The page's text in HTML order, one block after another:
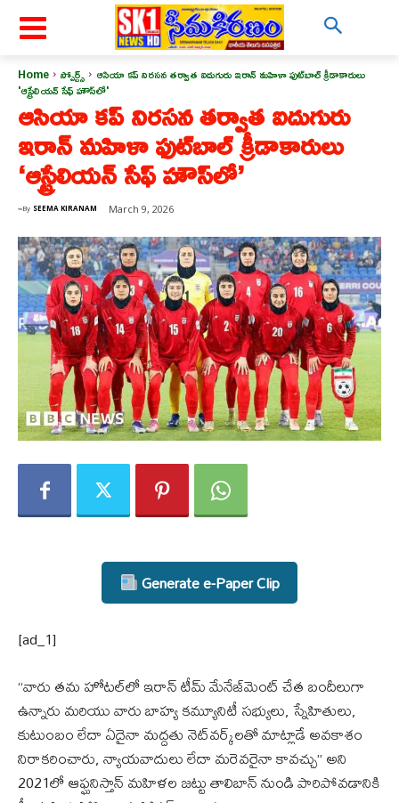
Home స్పోర్ట్స్ ఆసియా కప్ నిరసన తర్వాత ఐదుగురు ఇరాన్ మహిళా ఫుట్‌బాల్ క్రీడాకారులు
'ఆస్ట్రేలియన్ సేఫ్ హౌస్‌లో'
ఆసియా కప్ నిరసన తర్వాత ఐదుగురు
ఇరాన్ మహిళా ఫుట్‌బాల్ క్రీడాకారులు
‘ఆస్ట్రేలియన్ సేఫ్ హౌస్‌లో’
By SEEMA KIRANAM March 9, 2026
Generate e-Paper Clip
[ad_1]
“వారు తమ హోటల్‌లో ఇరాన్ టీమ్ మేనేజ్‌మెంట్ చేత బందీలుగా
ఉన్నారు మరియు వారు బాహ్య కమ్యూనిటీ సభ్యులు, స్నేహితులు,
కుటుంబం లేదా ఏదైనా మద్దతు నెట్‌వర్క్‌లతో మాట్లాడే అవకాశం
నిరాకరించారు, న్యాయవాదులు లేదా మరెవరైనా కావచ్చు” అని
2021లో ఆఫ్ఘనిస్తాన్ మహిళల జట్టు తాలిబాన్ నుండి పారిపోవడానికి